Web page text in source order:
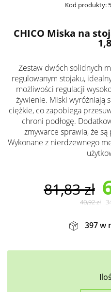
Kod produkty:
CHICO Miska na
Zestaw dwóch solidnych
regulowanym stojaku,
możliwości regulacji
żywienie. Miski wyróżniają
ciężkie, co zapobiega
chroni podłogę.
zmywarce sprawia, że
Wykonane z nierdzewnego
81,83zł
40,92zł
397 w